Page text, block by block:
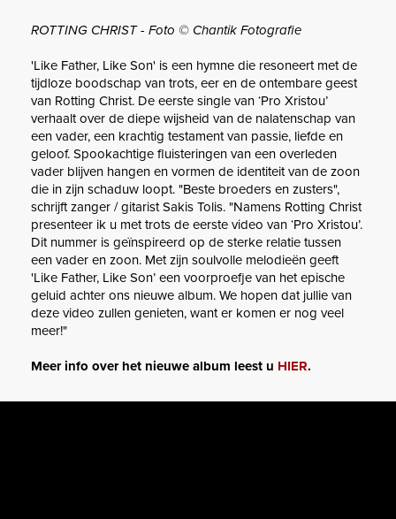
ROTTING CHRIST - Foto © Chantik Fotografie
'Like Father, Like Son' is een hymne die resoneert met de
tijdloze boodschap van trots, eer en de ontembare geest
van Rotting Christ. De eerste single van ‘Pro Xristou’
verhaalt over de diepe wijsheid van de nalatenschap van
een vader, een krachtig testament van passie, liefde en
geloof. Spookachtige fluisteringen van een overleden
vader blijven hangen en vormen de identiteit van de zoon
die in zijn schaduw loopt. "Beste broeders en zusters",
schrijft zanger / gitarist Sakis Tolis. "Namens Rotting Christ
presenteer ik u met trots de eerste video van ‘Pro Xristou’.
Dit nummer is geïnspireerd op de sterke relatie tussen
een vader en zoon. Met zijn soulvolle melodieën geeft
'Like Father, Like Son’ een voorproefje van het epische
geluid achter ons nieuwe album. We hopen dat jullie van
deze video zullen genieten, want er komen er nog veel
meer!"
Meer info over het nieuwe album leest u HIER.